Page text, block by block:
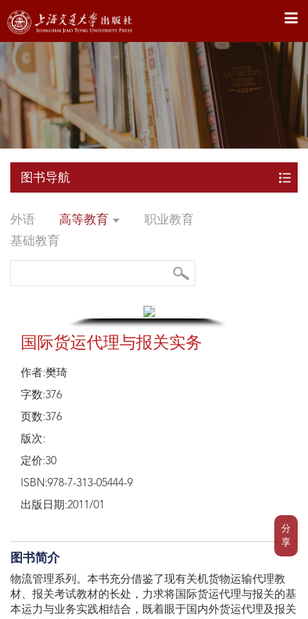
X
分
享
图书导航
外语 高等教育
职业教育
基础教育
国际货运代理与报关实务
作者:樊琦
字数:376
页数:376
版次:
定价:30
ISBN:978-7-313-05444-9
出版日期:2011/01
图书简介
物流管理系列。本书充分借鉴了现有关机货物运输代理教
材、报关考试教材的长处，力求将国际货运代理与报关的基
本运力与业务实践相结合，既着眼于国内外货运代理及报关